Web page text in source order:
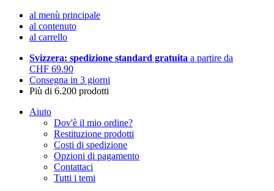
al menù principale
al contenuto
al carrello
Svizzera: spedizione standard gratuita a partire da
CHF 69.90
Consegna in 3 giorni
Più di 6.200 prodotti
Aiuto
Dov'è il mio ordine?
Restituzione prodotti
Costi di spedizione
Opzioni di pagamento
Contattaci
Tutti i temi